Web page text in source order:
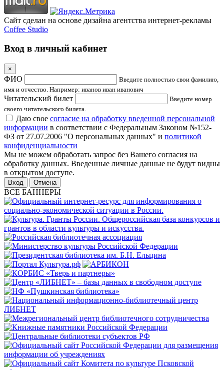
Сайт сделан на основе дизайна агентства интернет-рекламы
Coffee Studio
Вход в личный кабинет
×
ФИО
Введите полностью свои фамилию,
имя и отчество. Например: иванов иван иванович
Читательский билет
Введите номер
своего читательского билета.
Даю свое согласие на обработку введенной персональной
информации в соответствии с Федеральным Законом №152-
ФЗ от 27.07.2006 "О персональных данных" и политикой
конфиденциальности
Мы не можем обработать запрос без Вашего согласия на
обработку данных. Введенные личные данные не будут видны
в открытом доступе.
Отмена
ВСЕ БАННЕРЫ